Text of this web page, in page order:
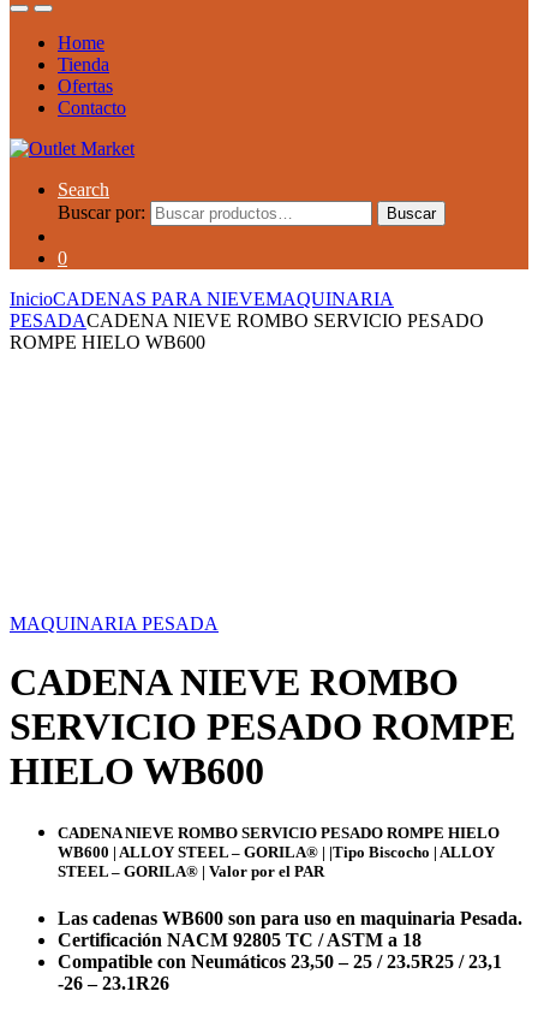
Home
Tienda
Ofertas
Contacto
Search
Buscar por:
Buscar
0
InicioCADENAS PARA NIEVEMAQUINARIA
PESADACADENA NIEVE ROMBO SERVICIO PESADO
ROMPE HIELO WB600
MAQUINARIA PESADA
CADENA NIEVE ROMBO
SERVICIO PESADO ROMPE
HIELO WB600
CADENA NIEVE ROMBO SERVICIO PESADO ROMPE HIELO
WB600 | ALLOY STEEL – GORILA® | |Tipo Biscocho | ALLOY
STEEL – GORILA® | Valor por el PAR
Las cadenas WB600 son para uso en maquinaria Pesada.
Certificación NACM 92805 TC / ASTM a 18
Compatible con Neumáticos 23,50 – 25 / 23.5R25 /23,1
-26 – 23.1R26